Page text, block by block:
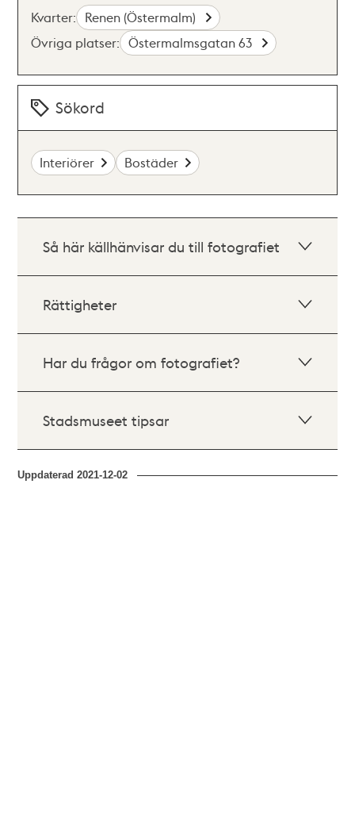
Kvarter: Renen (Östermalm)
Övriga platser: Östermalmsgatan 63
Sökord
Interiörer Bostäder
Så här källhänvisar du till fotografiet
Rättigheter
Har du frågor om fotografiet?
Stadsmuseet tipsar
Uppdaterad2021-12-02